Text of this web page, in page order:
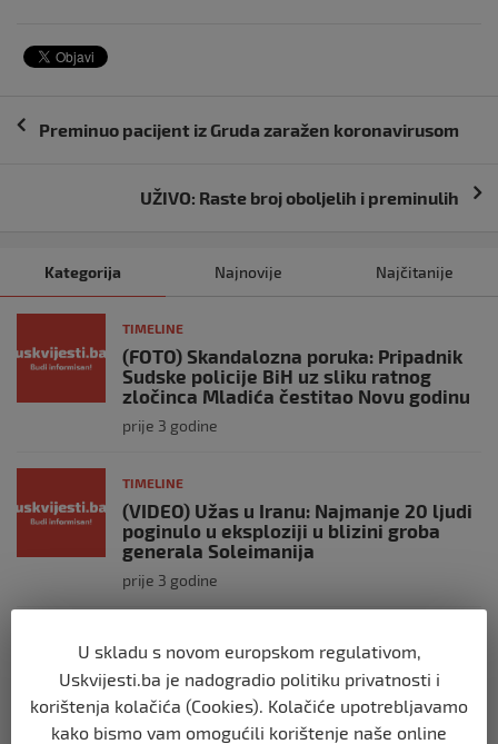
Navigacija
Preminuo pacijent iz Gruda zaražen koronavirusom
UŽIVO: Raste broj oboljelih i preminulih
Kategorija Najnovije Najčitanije
TIMELINE
(FOTO) Skandalozna poruka: Pripadnik
Sudske policije BiH uz sliku ratnog
zločinca Mladića čestitao Novu godinu
prije 3 godine
TIMELINE
(VIDEO) Užas u Iranu: Najmanje 20 ljudi
poginulo u eksploziji u blizini groba
generala Soleimanija
prije 3 godine
Staša Košarac na mukama: Evo šta su
mu uradili
prije 3 godine
U skladu s novom europskom regulativom,
Uskvijesti.ba je nadogradio politiku privatnosti i
korištenja kolačića (Cookies). Kolačiće upotrebljavamo
kako bismo vam omogućili korištenje naše online